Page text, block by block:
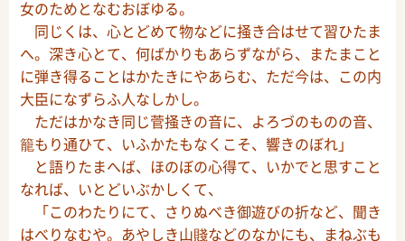
女のためとなむおぼゆる。
同じくは、心とどめて物などに掻き合はせて習ひたま
へ。深き心とて、何ばかりもあらずながら、またまこと
に弾き得ることはかたきにやあらむ、ただ今は、この内
大臣になずらふ人なしかし。
ただはかなき同じ菅掻きの音に、よろづのものの音、
籠もり通ひて、いふかたもなくこそ、響きのぼれ」
と語りたまへば、ほのぼの心得て、いかでと思すこと
なれば、いとどいぶかしくて、
「このわたりにて、さりぬべき御遊びの折など、聞き
はべりなむや。あやしき山賤などのなかにも、まねぶも